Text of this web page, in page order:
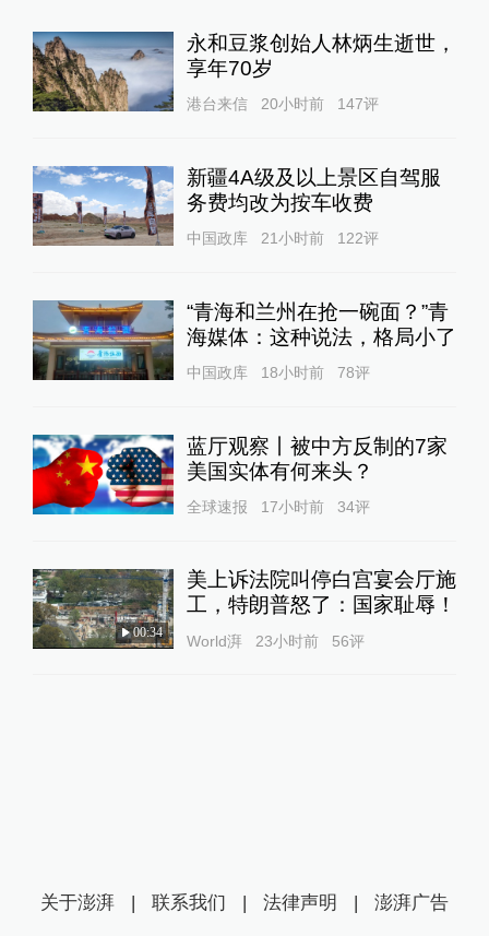
永和豆浆创始人林炳生逝世，
享年70岁
港台来信 20小时前 147评
新疆4A级及以上景区自驾服
务费均改为按车收费
中国政库 21小时前 122评
“青海和兰州在抢一碗面？”青
海媒体：这种说法，格局小了
中国政库 18小时前 78评
蓝厅观察丨被中方反制的7家
美国实体有何来头？
全球速报 17小时前 34评
00:34
美上诉法院叫停白宫宴会厅施
工，特朗普怒了：国家耻辱！
World湃 23小时前 56评
关于澎湃 | 联系我们 | 法律声明 | 澎湃广告